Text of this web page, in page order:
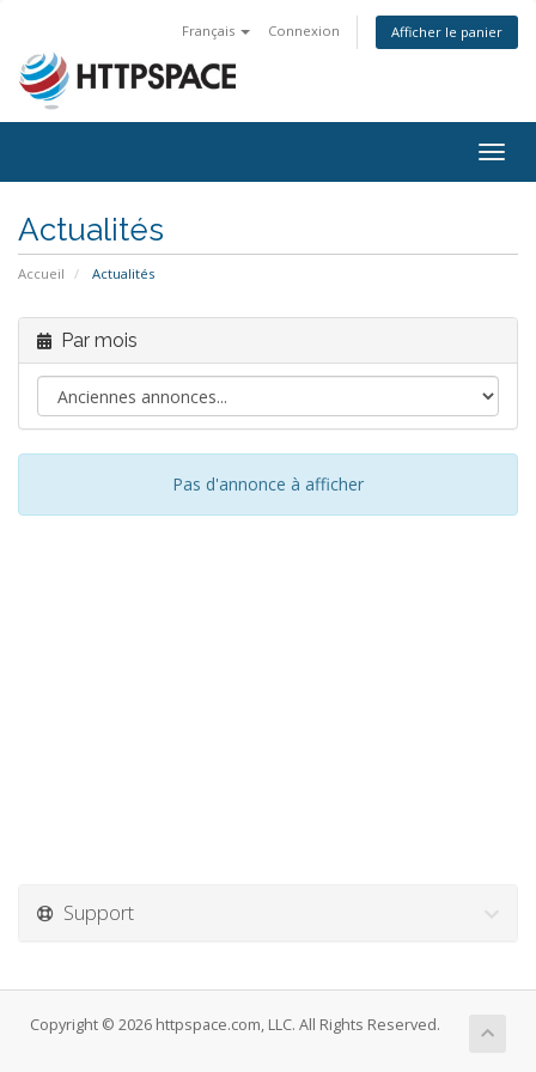
Français Connexion Afficher le panier
Actualités
Accueil Actualités
Par mois
Pas d'annonce à afficher
Support
Copyright © 2026 httpspace.com, LLC. All Rights Reserved.